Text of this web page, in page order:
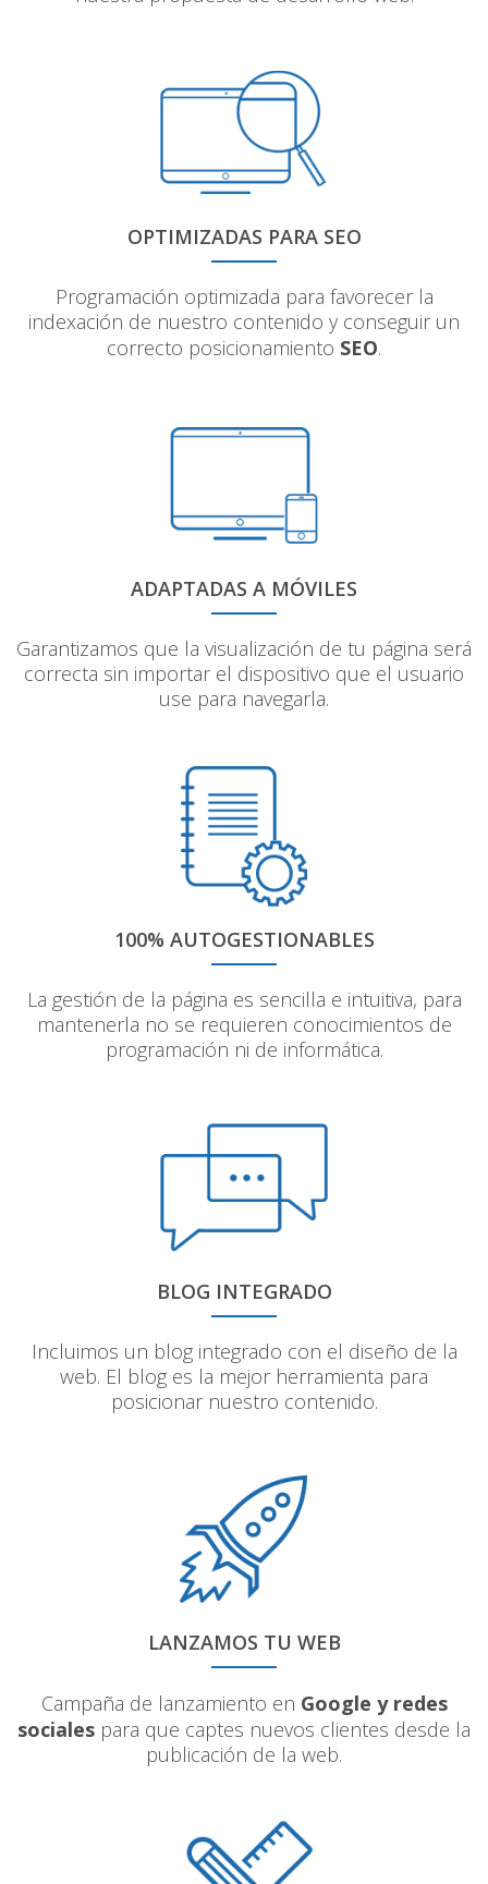
OPTIMIZADAS PARA SEO
Programación optimizada para favorecer la
indexación de nuestro contenido y conseguir un
correcto posicionamiento SEO.
ADAPTADAS A MÓVILES
Garantizamos que la visualización de tu página será
correcta sin importar el dispositivo que el usuario
use para navegarla.
100% AUTOGESTIONABLES
La gestión de la página es sencilla e intuitiva, para
mantenerla no se requieren conocimientos de
programación ni de informática.
BLOG INTEGRADO
Incluimos un blog integrado con el diseño de la
web. El blog es la mejor herramienta para
posicionar nuestro contenido.
LANZAMOS TU WEB
Campaña de lanzamiento en Google y redes
sociales para que captes nuevos clientes desde la
publicación de la web.